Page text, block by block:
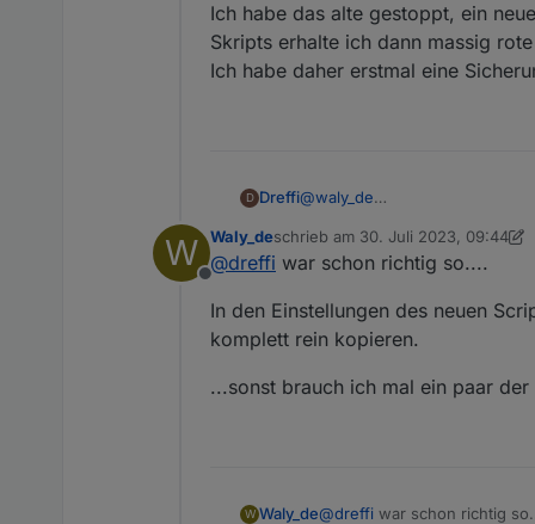
Ich habe das alte gestoppt, ein
Skripts erhalte ich dann massig
Ich habe daher erstmal eine
D Dreffi@waly_de
Ich habe das alte gestoppt,
erhalte ich dann massig rote
W
Offline
Waly_deschrieb am 30. Juli 2023, 09:44
zuletzt editiert von Waly_de
@dreffi war schon richtig so....
In den Einstellungen des neuen
komplett rein kopieren.
...sonst brauch ich mal ein paar der
W Waly_de@dreffi war schon richtig